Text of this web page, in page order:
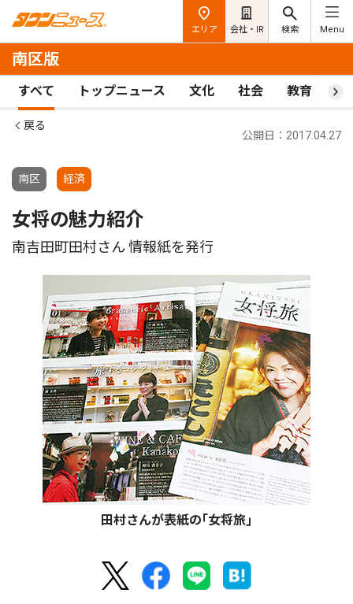
エリア 会社・IR 検索 Menu
南区版
すべて トップニュース 文化 社会 教育 ス
戻る
南区 経済
公開日：2017.04.27
女将の魅力紹介
南吉田町田村さん 情報紙を発行
田村さんが表紙の｢女将旅｣